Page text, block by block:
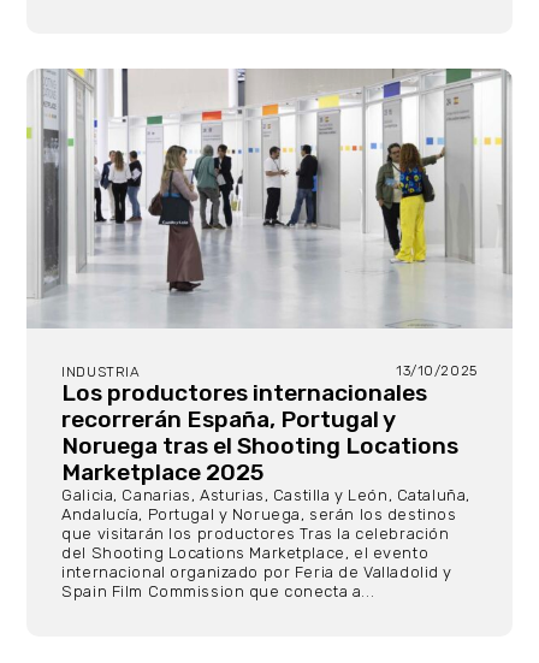
INDUSTRIA 13/10/2025
Los productores internacionales
recorrerán España, Portugal y
Noruega tras el Shooting Locations
Marketplace 2025
Galicia, Canarias, Asturias, Castilla y León, Cataluña,
Andalucía, Portugal y Noruega, serán los destinos
que visitarán los productores Tras la celebración
del Shooting Locations Marketplace, el evento
internacional organizado por Feria de Valladolid y
Spain Film Commission que conecta a...